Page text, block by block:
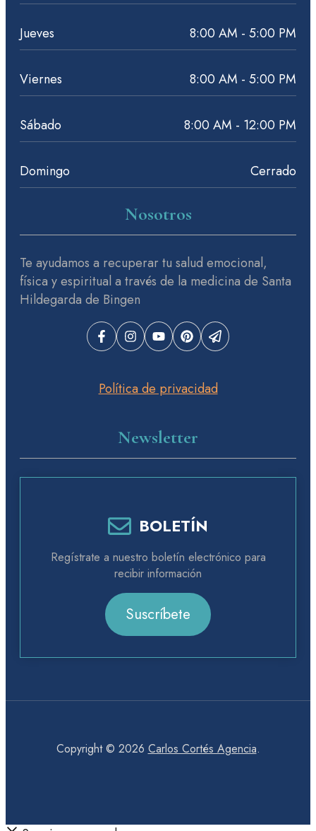
Nosotros
Te ayudamos a recuperar tu salud emocional,
física y espiritual a través de la medicina de Santa
Hildegarda de Bingen
Política de privacidad
Jueves 8:00 AM - 5:00 PM
Viernes 8:00 AM - 5:00 PM
Sábado 8:00 AM - 12:00 PM
Domingo Cerrado
Newsletter
BOLETÍN
Regístrate a nuestro boletín electrónico para
recibir información
Suscríbete
Copyright © 2026 Carlos Cortés Agencia.